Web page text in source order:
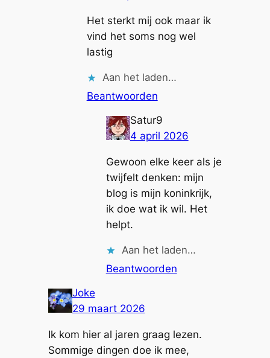
Het sterkt mij ook maar ik
vind het soms nog wel
lastig
Aan het laden…
Beantwoorden
Satur9
4 april 2026
Gewoon elke keer als je
twijfelt denken: mijn
blog is mijn koninkrijk,
ik doe wat ik wil. Het
helpt.
Aan het laden…
Beantwoorden
Joke
29 maart 2026
Ik kom hier al jaren graag lezen.
Sommige dingen doe ik mee,